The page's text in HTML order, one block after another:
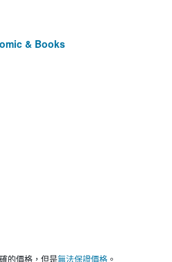
& Books
的價格，但是無法保證價格 。